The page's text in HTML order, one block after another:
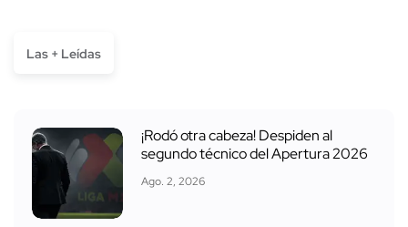
Las + Leídas
¡Rodó otra cabeza! Despiden al
segundo técnico del Apertura 2026
Ago. 2, 2026